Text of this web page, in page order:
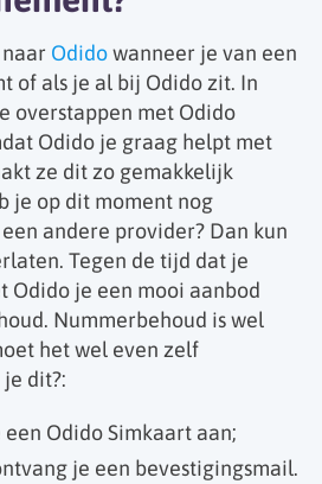
Odidowanneer je van een
of als je al bij Odido zit. In
overstappen met Odido
Odido je graag helpt met
ze dit zo gemakkelijk
je op dit moment nog
andere provider? Dan kun
Tegen de tijd dat je
Odido je een mooi aanbod
Nummerbehoud is wel
het wel even zelf
dit?:
Odido Simkaart aan;
je een bevestigingsmail.